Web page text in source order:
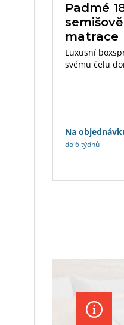
Padmé
matrace
Luxusní
svému čelu
Na
do 6 týdnů